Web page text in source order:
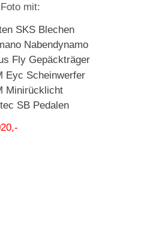
mit:
SKS Blechen
Nabendynamo
Fly Gepäckträger
Eyc Scheinwerfer
Minirücklicht
SB Pedalen